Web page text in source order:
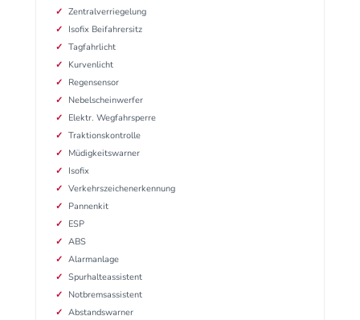
Zentralverriegelung
Isofix Beifahrersitz
Tagfahrlicht
Kurvenlicht
Regensensor
Nebelscheinwerfer
Elektr. Wegfahrsperre
Traktionskontrolle
Müdigkeitswarner
Isofix
Verkehrszeichenerkennung
Pannenkit
ESP
ABS
Alarmanlage
Spurhalteassistent
Notbremsassistent
Abstandswarner